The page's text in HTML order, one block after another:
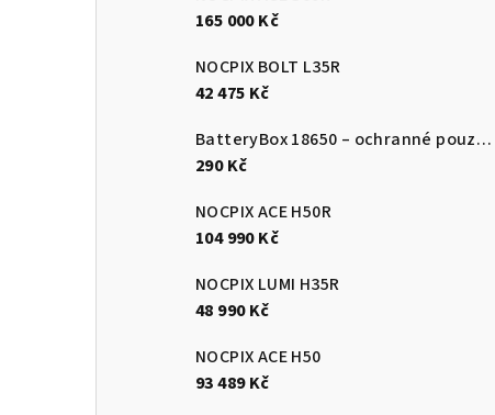
165 000 Kč
NOCPIX BOLT L35R
42 475 Kč
BatteryBox 18650 – ochranné pouzdro na baterie
290 Kč
NOCPIX ACE H50R
104 990 Kč
NOCPIX LUMI H35R
48 990 Kč
NOCPIX ACE H50
93 489 Kč